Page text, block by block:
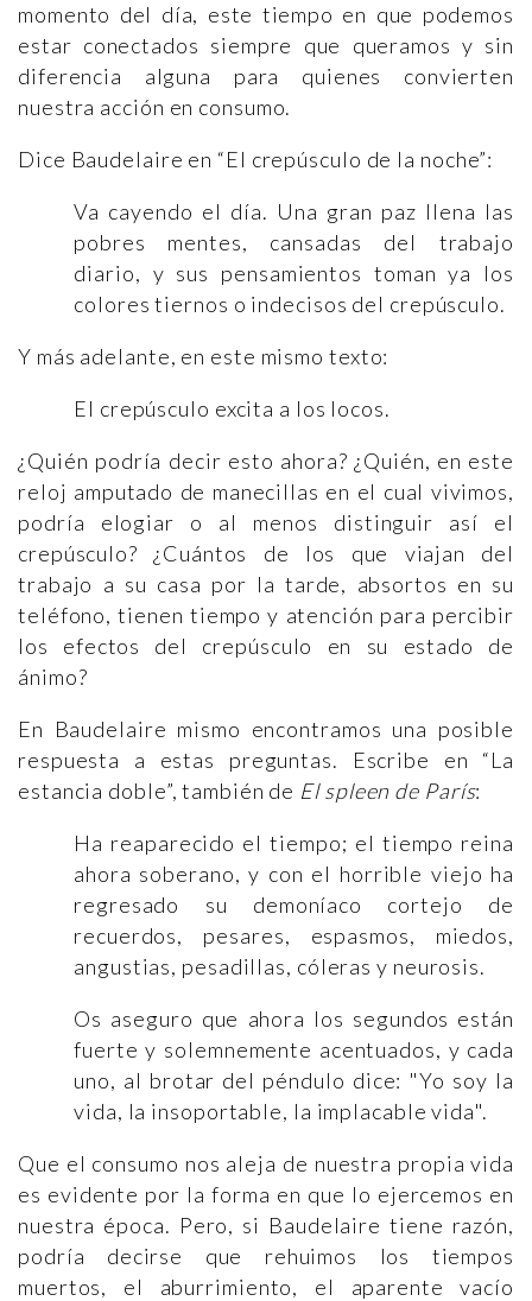
momento del día, este tiempo en que podemos
estar conectados siempre que queramos y sin
diferencia alguna para quienes convierten
nuestra acción en consumo.
Dice Baudelaire en “El crepúsculo de la noche”:
Va cayendo el día. Una gran paz llena las
pobres mentes, cansadas del trabajo
diario, y sus pensamientos toman ya los
colores tiernos o indecisos del crepúsculo.
Y más adelante, en este mismo texto:
El crepúsculo excita a los locos.
¿Quién podría decir esto ahora? ¿Quién, en este
reloj amputado de manecillas en el cual vivimos,
podría elogiar o al menos distinguir así el
crepúsculo? ¿Cuántos de los que viajan del
trabajo a su casa por la tarde, absortos en su
teléfono, tienen tiempo y atención para percibir
los efectos del crepúsculo en su estado de
ánimo?
En Baudelaire mismo encontramos una posible
respuesta a estas preguntas. Escribe en “La
estancia doble”, también de El spleen de París:
Ha reaparecido el tiempo; el tiempo reina
ahora soberano, y con el horrible viejo ha
regresado su demoníaco cortejo de
recuerdos, pesares, espasmos, miedos,
angustias, pesadillas, cóleras y neurosis.
Os aseguro que ahora los segundos están
fuerte y solemnemente acentuados, y cada
uno, al brotar del péndulo dice: "Yo soy la
vida, la insoportable, la implacable vida".
Que el consumo nos aleja de nuestra propia vida
es evidente por la forma en que lo ejercemos en
nuestra época. Pero, si Baudelaire tiene razón,
podría decirse que rehuimos los tiempos
muertos, el aburrimiento, el aparente vacío